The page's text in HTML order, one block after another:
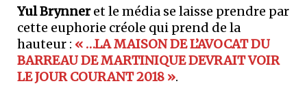
Yul Brynneret le média se laisse prendre par
cette euphorie créole qui prend de la
hauteur : « …LA MAISON DE L’AVOCAT DU
BARREAU DE MARTINIQUE DEVRAIT VOIR
LE JOUR COURANT 2018 ».